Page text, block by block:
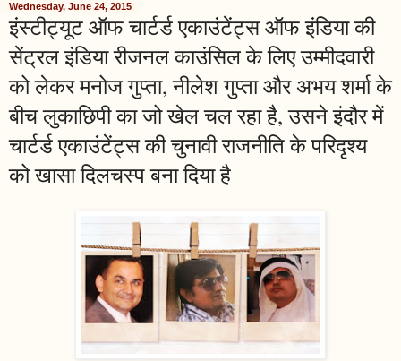
Wednesday, June 24, 2015
इंस्टीट्यूट ऑफ चार्टर्ड एकाउंटेंट्स ऑफ इंडिया की
सेंट्रल इंडिया रीजनल काउंसिल के लिए उम्मीदवारी
को लेकर मनोज गुप्ता, नीलेश गुप्ता और अभय शर्मा के
बीच लुकाछिपी का जो खेल चल रहा है, उसने इंदौर में
चार्टर्ड एकाउंटेंट्स की चुनावी राजनीति के परिदृश्य
को खासा दिलचस्प बना दिया है